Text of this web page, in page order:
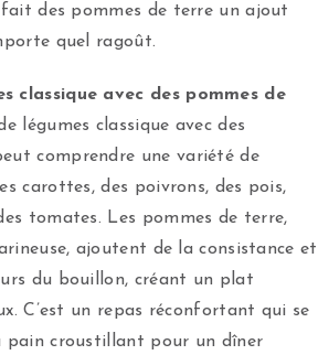
des pommes de terre un ajout
quel ragoût.
classique avec des pommes de
légumes classique avec des
comprendre une variété de
carottes, des poivrons, des pois,
tomates. Les pommes de terre,
ajoutent de la consistance et
du bouillon, créant un plat
C’est un repas réconfortant qui se
pain croustillant pour un dîner